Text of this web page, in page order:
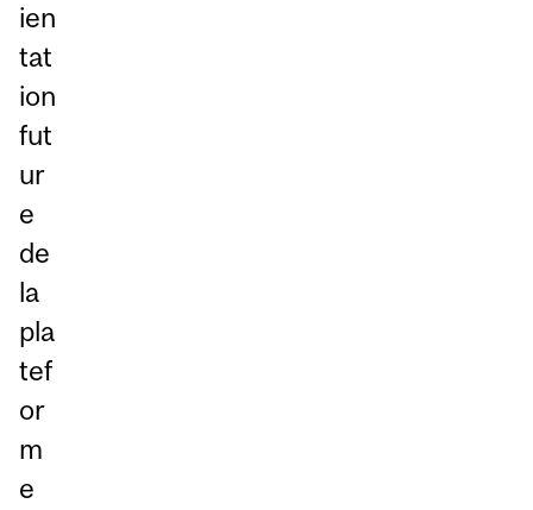
ien
tat
ion
fut
ur
e
de
la
pla
tef
or
m
e